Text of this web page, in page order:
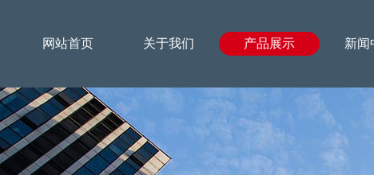
网站首页 关于我们 产品展示 新闻